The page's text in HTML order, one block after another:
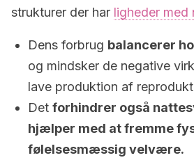
strukturer der har ligheder med
Dens forbrug balancerer
og mindsker de negative
lave produktion af
Det forhindrer også
hjælper med at fremme
følelsesmæssig velvære.